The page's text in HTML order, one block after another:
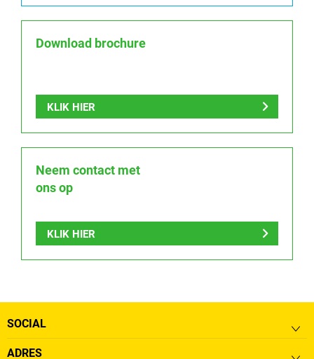
Download brochure
KLIK HIER
Neem contact met
ons op
KLIK HIER
SOCIAL
ADRES